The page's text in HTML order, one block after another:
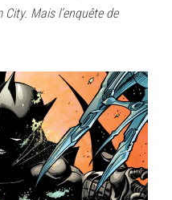
Mais l’enquête de